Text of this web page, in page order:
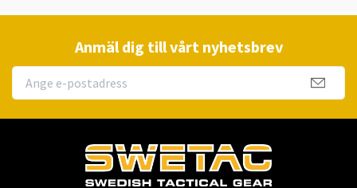
Anmäl dig till vårt nyhetsbrev